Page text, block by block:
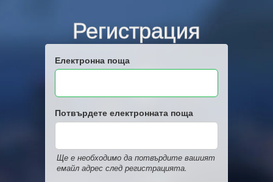
Регистрация
Електронна поща
Потвърдете електронната поща
Ще е необходимо да потвърдите вашият
емайл адрес след регистрацията.